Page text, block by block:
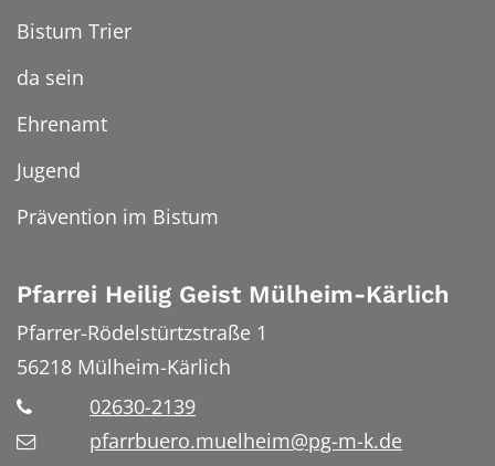
Bistum Trier
da sein
Ehrenamt
Jugend
Prävention im Bistum
Pfarrei Heilig Geist Mülheim-Kärlich
Pfarrer-Rödelstürtzstraße 1
56218 Mülheim-Kärlich
02630-2139
pfarrbuero.muelheim@pg-m-k.de